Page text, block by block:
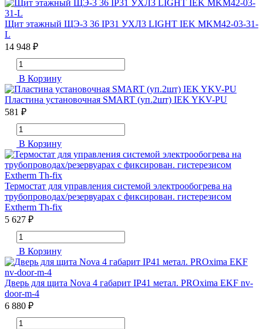
Щит этажный ЩЭ-3 36 IP31 УХЛ3 LIGHT IEK MKM42-03-31-
L
14 948 ₽
В Корзину
Пластина установочная SMART (уп.2шт) IEK YKV-PU
581 ₽
В Корзину
Термостат для управления системой электрообогрева на
трубопроводах/резервуарах с фиксирован. гистерезисом
Extherm Th-fix
5 627 ₽
В Корзину
Дверь для щита Nova 4 габарит IP41 метал. PROxima EKF nv-
door-m-4
6 880 ₽